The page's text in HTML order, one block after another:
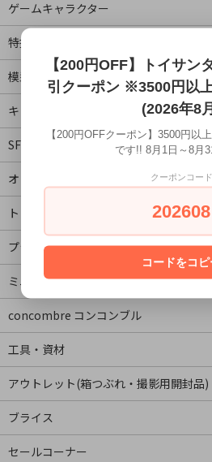
ゲームキャラクター
特撮・ヒーロー
模型・ミニチュア
キャラクター
SF・映画・アメコミ
オリジナル
トミカコーナー
プラレールコーナー
ミニチュア&ドールハウス
concombre コンコンブル
工具・資材
アウトレット(箱つぶれ・撮影用開封品)
ブライス
セールコーナー
【200円OFF】トイサン
引クーポン ※3500円以
(2026年8
【200円OFFクーポン】3500円以
です!! 8月1日～8月
クーポンコード
202608
コードをコピ